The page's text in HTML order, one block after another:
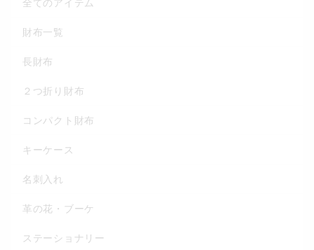
全てのアイテム
財布一覧
長財布
２つ折り財布
コンパクト財布
キーケース
名刺入れ
革の花・ブーケ
ステーショナリー